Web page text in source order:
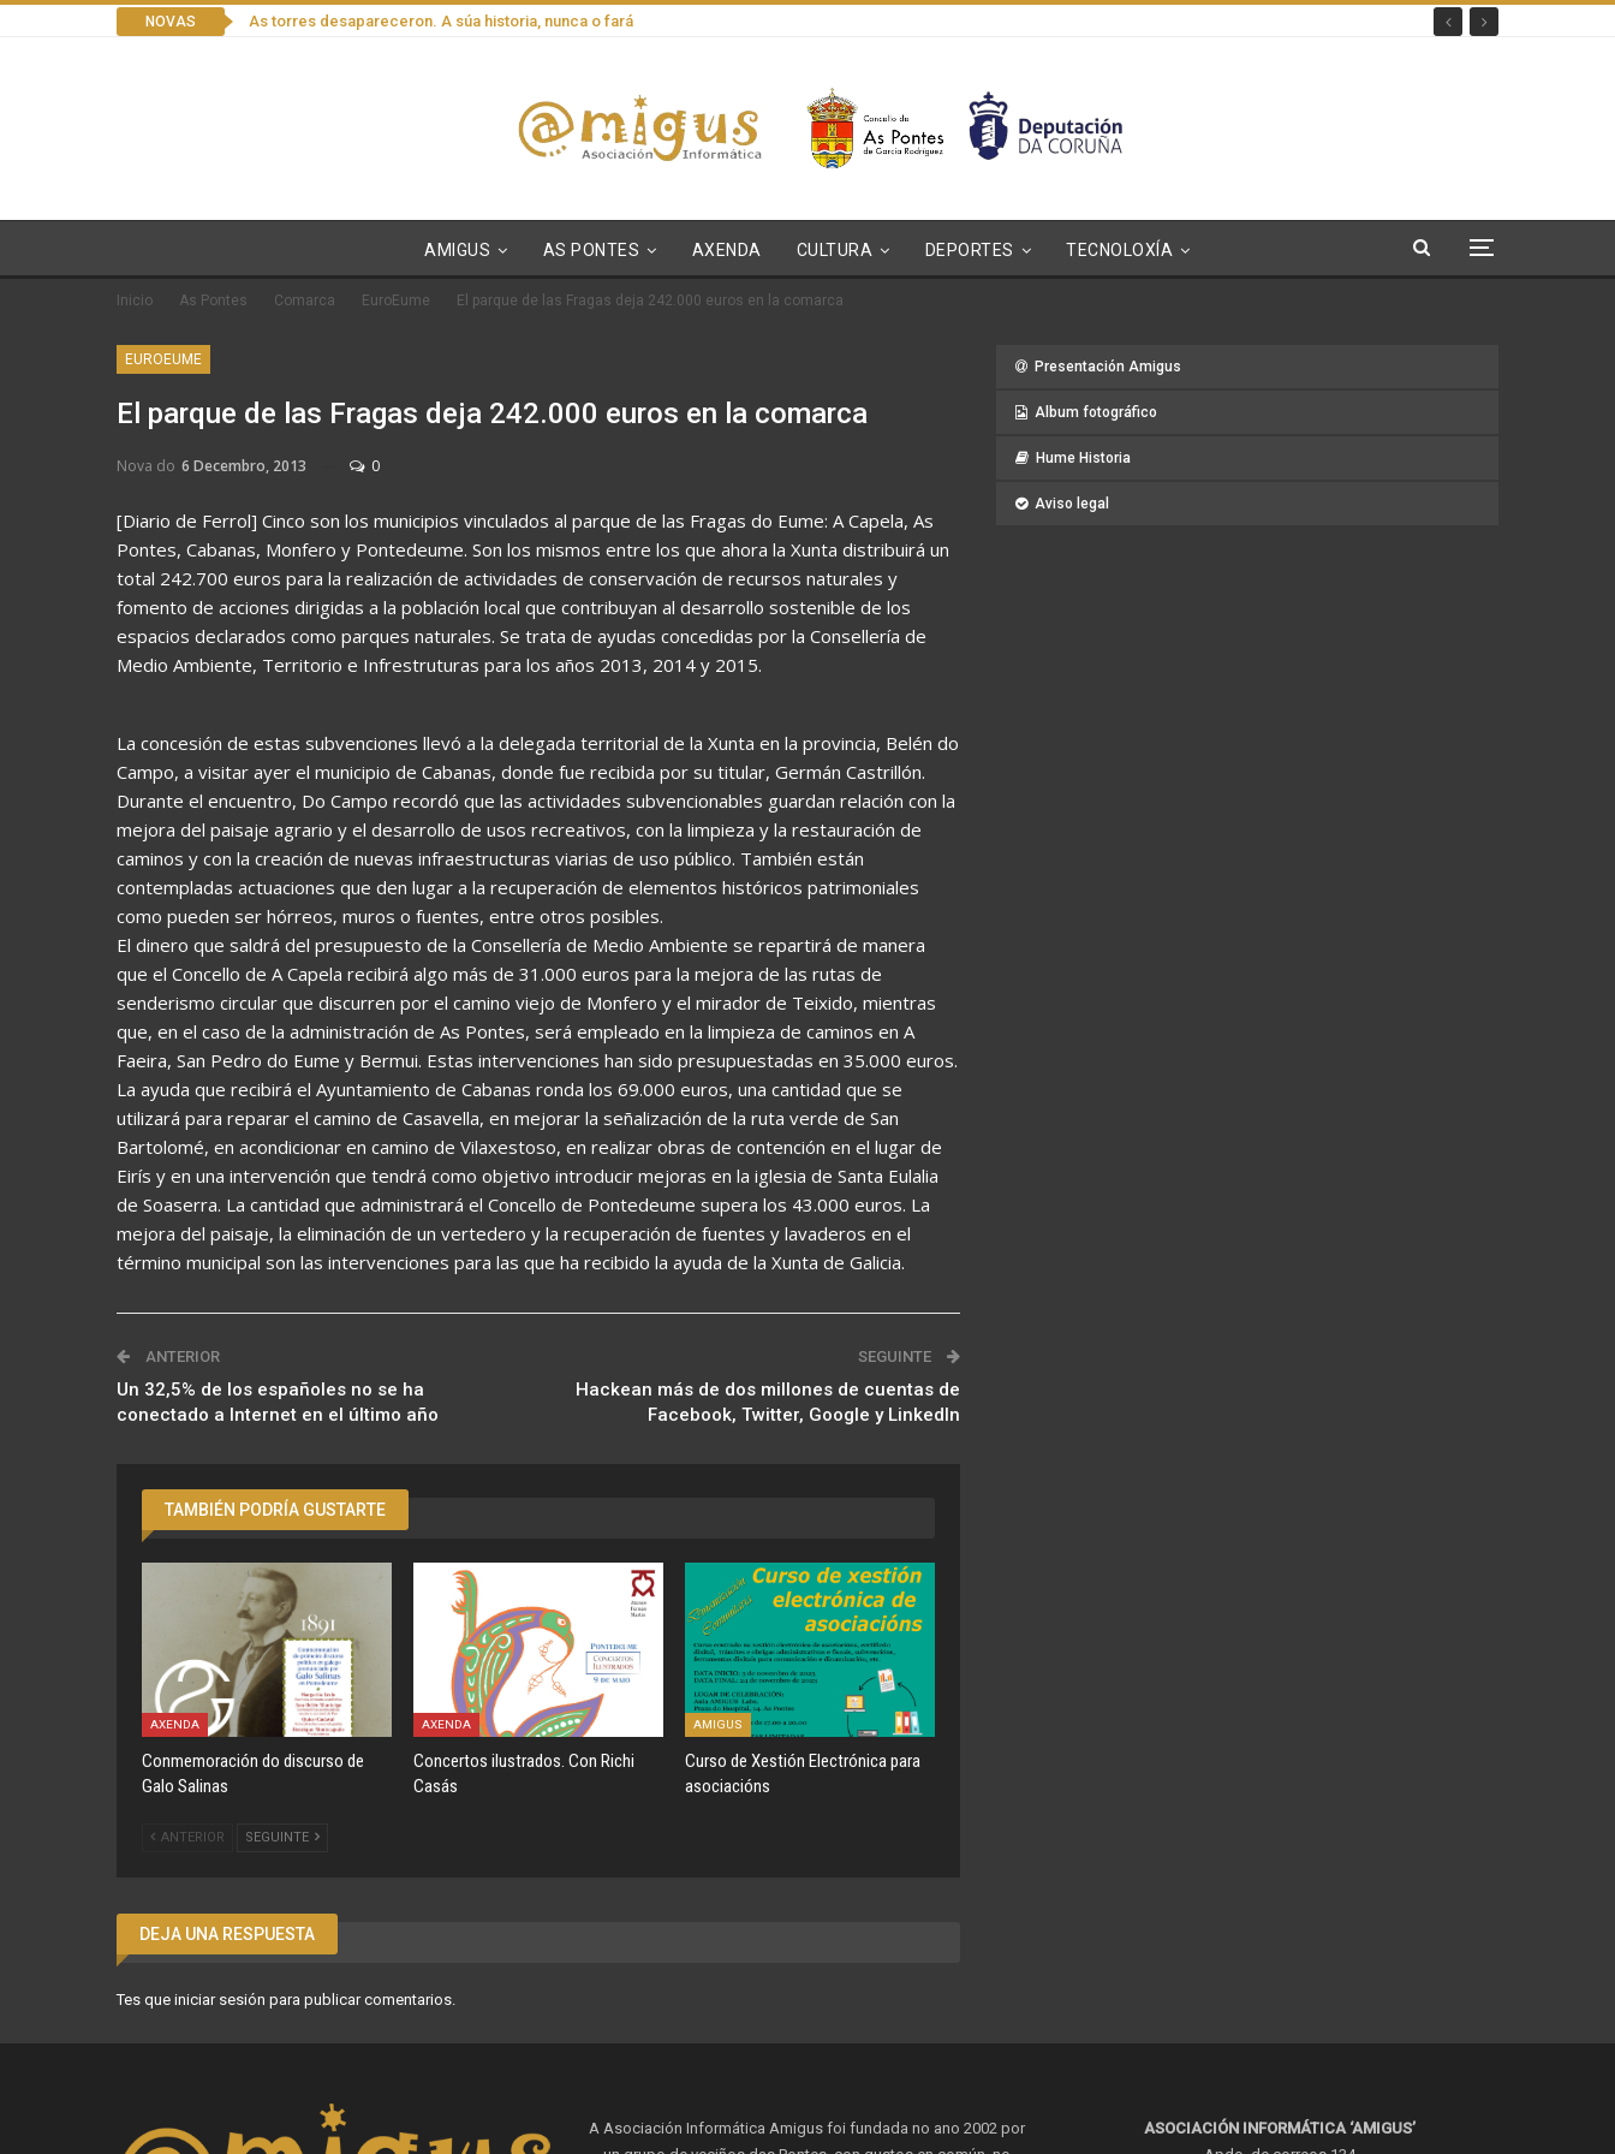
NOVAS As torres desapareceron. A súa historia, nunca o fará
AMIGUS AS PONTES AXENDA CULTURA DEPORTES TECNOLOXÍA
Inicio As Pontes Comarca EuroEume El parque de las Fragas deja 242.000 euros en la comarca
EUROEUME
El parque de las Fragas deja 242.000 euros en la comarca
Nova do 6 Decembro, 2013 0
[Diario de Ferrol] Cinco son los municipios vinculados al parque de las Fragas do Eume: A Capela, As
Pontes, Cabanas, Monfero y Pontedeume. Son los mismos entre los que ahora la Xunta distribuirá un
total 242.700 euros para la realización de actividades de conservación de recursos naturales y
fomento de acciones dirigidas a la población local que contribuyan al desarrollo sostenible de los
espacios declarados como parques naturales. Se trata de ayudas concedidas por la Consellería de
Medio Ambiente, Territorio e Infrestruturas para los años 2013, 2014 y 2015.
La concesión de estas subvenciones llevó a la delegada territorial de la Xunta en la provincia, Belén do
Campo, a visitar ayer el municipio de Cabanas, donde fue recibida por su titular, Germán Castrillón.
Durante el encuentro, Do Campo recordó que las actividades subvencionables guardan relación con la
mejora del paisaje agrario y el desarrollo de usos recreativos, con la limpieza y la restauración de
caminos y con la creación de nuevas infraestructuras viarias de uso público. También están
contempladas actuaciones que den lugar a la recuperación de elementos históricos patrimoniales
como pueden ser hórreos, muros o fuentes, entre otros posibles.
El dinero que saldrá del presupuesto de la Consellería de Medio Ambiente se repartirá de manera
que el Concello de A Capela recibirá algo más de 31.000 euros para la mejora de las rutas de
senderismo circular que discurren por el camino viejo de Monfero y el mirador de Teixido, mientras
que, en el caso de la administración de As Pontes, será empleado en la limpieza de caminos en A
Faeira, San Pedro do Eume y Bermui. Estas intervenciones han sido presupuestadas en 35.000 euros.
La ayuda que recibirá el Ayuntamiento de Cabanas ronda los 69.000 euros, una cantidad que se
utilizará para reparar el camino de Casavella, en mejorar la señalización de la ruta verde de San
Bartolomé, en acondicionar en camino de Vilaxestoso, en realizar obras de contención en el lugar de
Eirís y en una intervención que tendrá como objetivo introducir mejoras en la iglesia de Santa Eulalia
de Soaserra. La cantidad que administrará el Concello de Pontedeume supera los 43.000 euros. La
mejora del paisaje, la eliminación de un vertedero y la recuperación de fuentes y lavaderos en el
término municipal son las intervenciones para las que ha recibido la ayuda de la Xunta de Galicia.
ANTERIOR
Un 32,5% de los españoles no se ha
conectado a Internet en el último año
SEGUINTE
Hackean más de dos millones de cuentas de
Facebook, Twitter, Google y LinkedIn
TAMBIÉN PODRÍA GUSTARTE
AXENDA
Conmemoración do discurso de
Galo Salinas
AXENDA
Concertos ilustrados. Con Richi
Casás
AMIGUS
Curso de Xestión Electrónica para
asociacións
ANTERIOR SEGUINTE
DEJA UNA RESPUESTA
Tes que iniciar sesión para publicar comentarios.
Presentación Amigus
Album fotográfico
Hume Historia
Aviso legal
A Asociación Informática Amigus foi fundada no ano 2002 por
ASOCIACIÓN INFORMÁTICA ‘AMIGUS’